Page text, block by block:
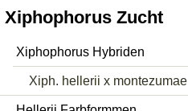
Xiphophorus Zucht
Xiphophorus Hybriden
Xiph. hellerii x montezumae